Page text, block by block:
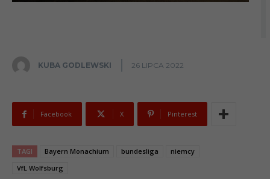
KUBA GODLEWSKI 26 LIPCA 2022
Facebook X Pinterest
TAGI Bayern Monachium bundesliga
niemcy
VfL Wolfsburg